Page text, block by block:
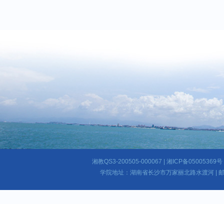
湘教QS3-200505-000067 | 湘ICP备05005369
学院地址：湖南省长沙市万家丽北路水渡河 |